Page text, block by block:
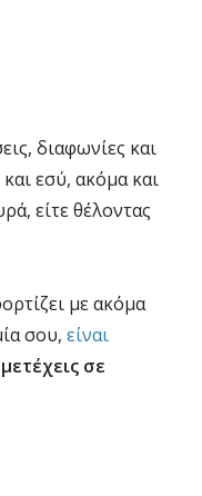
διαφωνίες και
εσύ, ακόμα και
είτε θέλοντας
με ακόμα
σου, είναι
σε